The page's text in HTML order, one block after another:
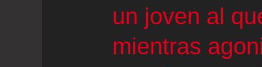
un joven al
mientras